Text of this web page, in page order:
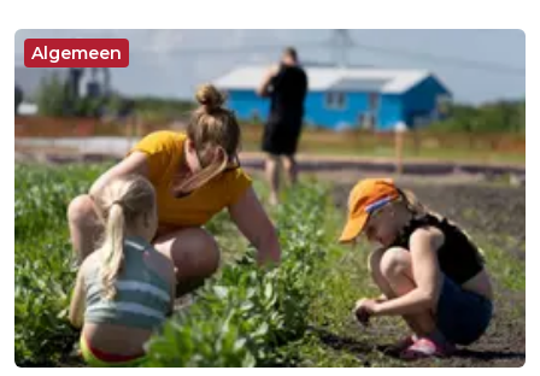
Algemeen